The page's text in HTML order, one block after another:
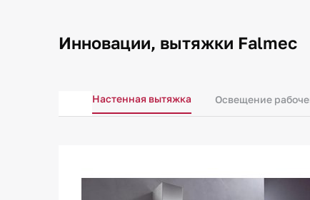
Инновации, вытяжки Falmec
Настенная вытяжка Освещение